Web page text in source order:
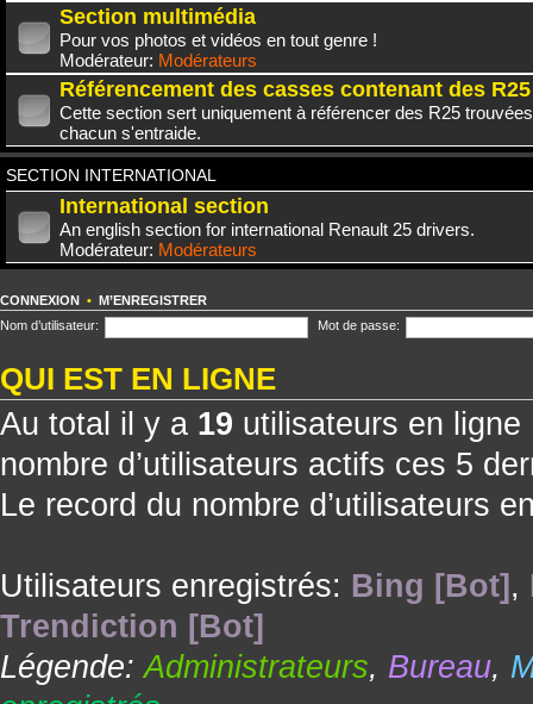
Section multimédia
Pour vos photos et vidéos en tout genre !
Modérateur: Modérateurs
Référencement des casses contenant des R25
Cette section sert uniquement à référencer des R25
chacun s'entraide.
SECTION INTERNATIONAL
International section
An english section for international Renault 25 drivers.
Modérateur: Modérateurs
CONNEXION • M’ENREGISTRER
Nom d’utilisateur:
Mot de passe:
QUI EST EN LIGNE
Au total il y a 19 utilisateurs en
nombre d’utilisateurs actifs ces 5
Le record du nombre d’utilisateurs
Utilisateurs enregistrés: Bing [Bot] ,
Trendiction [Bot]
Légende:Administrateurs, Bureau,